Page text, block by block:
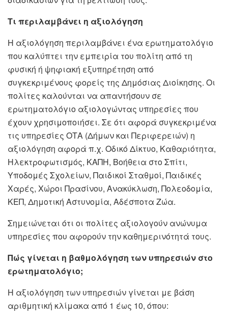
Τι περιλαμβάνει η αξιολόγηση
Η αξιολόγηση περιλαμβάνει ένα ερωτηματολόγιο
που καλύπτει την εμπειρία του πολίτη από τη
φυσική ή ψηφιακή εξυπηρέτηση από
συγκεκριμένους φορείς της Δημόσιας Διοίκησης. Οι
πολίτες καλούνται να απαντήσουν σε
ερωτηματολόγιο αξιολογώντας υπηρεσίες που
έχουν χρησιμοποιήσει. Σε ότι αφορά συγκεκριμένα
τις υπηρεσίες ΟΤΑ (Δήμων και Περιφερειών) η
αξιολόγηση αφορά π.χ. Οδικό Δίκτυο, Καθαριότητα,
Ηλεκτροφωτισμός, ΚΑΠΗ, Βοήθεια στο Σπίτι,
Υποδομές Σχολείων, Παιδικοί Σταθμοί, Παιδικές
Χαρές, Χώροι Πρασίνου, Ανακύκλωση, Πολεοδομία,
ΚΕΠ, Δημοτική Αστυνομία, Αδέσποτα Ζώα.
Σημειώνεται ότι οι πολίτες αξιολογούν ανώνυμα
υπηρεσίες που αφορούν την καθημερινότητά τους.
Πώς γίνεται η βαθμολόγηση των υπηρεσιών στο
ερωτηματολόγιο;
Η αξιολόγηση των υπηρεσιών γίνεται με βάση
αριθμητική κλίμακα από 1 έως 10, όπου: